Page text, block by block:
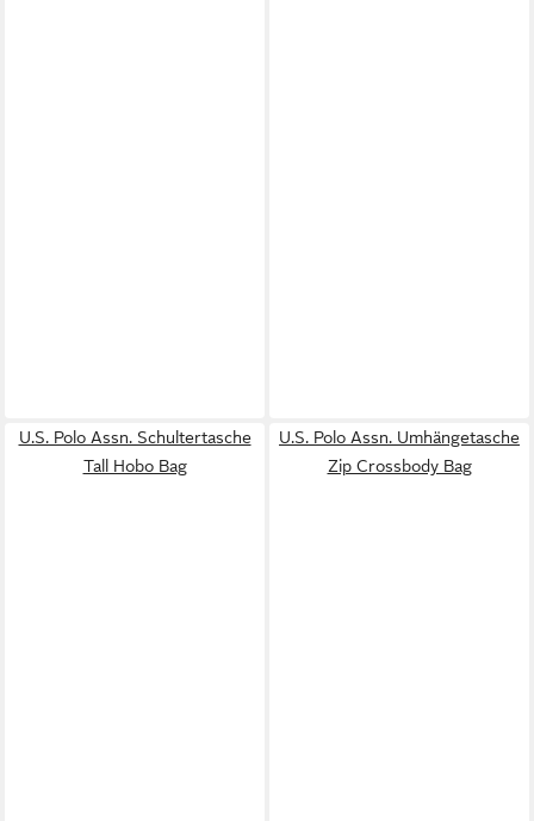
U.S. Polo Assn. Schultertasche
Tall Hobo Bag
U.S. Polo Assn. Umhängetasche
Zip Crossbody Bag